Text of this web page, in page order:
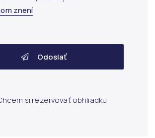
znení.
Odoslať
si rezervovať obhliadku